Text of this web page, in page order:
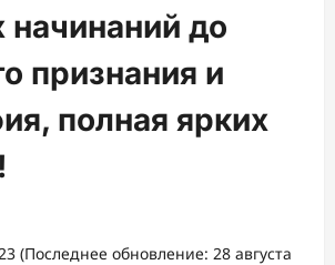
начинаний до
признания и
полная ярких
(Последнее обновление: 28 августа